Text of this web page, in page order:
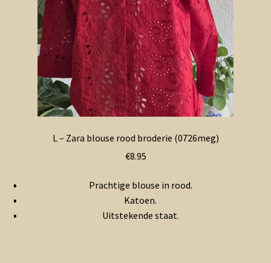
L – Zara blouse rood broderie (0726meg)
€8.95
Prachtige blouse in rood.
Katoen.
Uitstekende staat.